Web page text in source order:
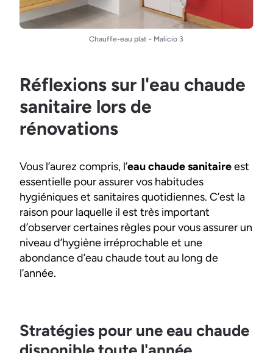
Chauffe-eau plat - Malicio 3
Réflexions sur l'eau chaude
sanitaire lors de
rénovations
Vous l’aurez compris, l’eau chaude sanitaireest
essentielle pour assurer vos habitudes
hygiéniques et sanitaires quotidiennes. C’est la
raison pour laquelle il est très important
d’observer certaines règles pour vous assurer un
niveau d’hygiène irréprochable et une
abondance d’eau chaude tout au long de
l’année.
Stratégies pour une eau chaude